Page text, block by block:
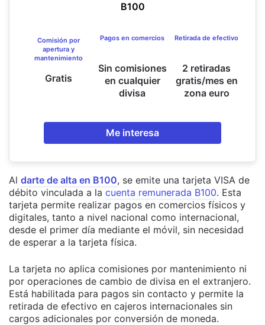
B100
Comisión por
apertura y
mantenimiento
Gratis
Pagos en comercios
Sin comisiones
en cualquier
divisa
Retirada de efectivo
2 retiradas
gratis/mes en
zona euro
Me interesa
Al darte de alta en B100, se emite una tarjeta VISA de
débito vinculada a la cuenta remunerada B100. Esta
tarjeta permite realizar pagos en comercios físicos y
digitales, tanto a nivel nacional como internacional,
desde el primer día mediante el móvil, sin necesidad
de esperar a la tarjeta física.
La tarjeta no aplica comisiones por mantenimiento ni
por operaciones de cambio de divisa en el extranjero.
Está habilitada para pagos sin contacto y permite la
retirada de efectivo en cajeros internacionales sin
cargos adicionales por conversión de moneda.